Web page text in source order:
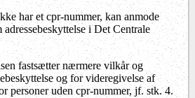
har et cpr-nummer, kan anmode
i Det Centrale
fastsætter nærmere vilkår og
og for videregivelse af
personer uden cpr-nummer, jf. stk. 4.